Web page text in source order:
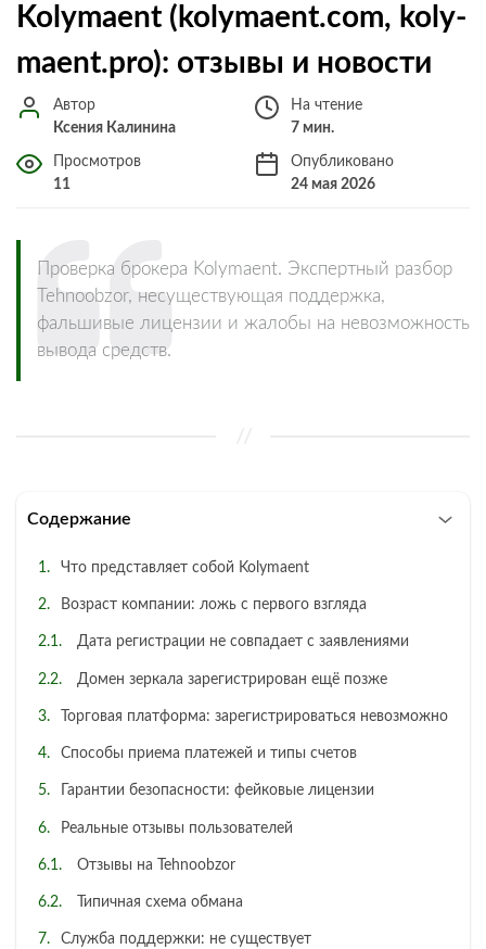
Kolymaent (kolymaent.com, koly-
maent.pro): отзывы и новости
Автор
Ксения Калинина
На чтение
7 мин.
Просмотров
11
Опубликовано
24 мая 2026
Проверка брокера Kolymaent. Экспертный разбор
Tehnoobzor, несуществующая поддержка,
фальшивые лицензии и жалобы на невозможность
вывода средств.
Содержание
Что представляет собой Kolymaent
Возраст компании: ложь с первого взгляда
Дата регистрации не совпадает с заявлениями
Домен зеркала зарегистрирован ещё позже
Торговая платформа: зарегистрироваться невозможно
Способы приема платежей и типы счетов
Гарантии безопасности: фейковые лицензии
Реальные отзывы пользователей
Отзывы на Tehnoobzor
Типичная схема обмана
Служба поддержки: не существует